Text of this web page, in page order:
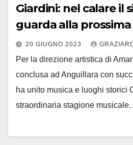
Giardini: nel calare il
guarda alla
20 GIUGNO 2023
Per la direzione artistica di
conclusa ad Anguillara con
ha unito musica e luoghi storici
straordinaria stagione